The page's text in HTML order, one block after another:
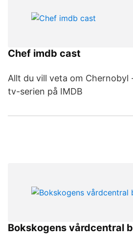
Chef imdb cast
Allt du vill veta om Chernobyl
tv-serien på IMDB
Bokskogens vårdcentral